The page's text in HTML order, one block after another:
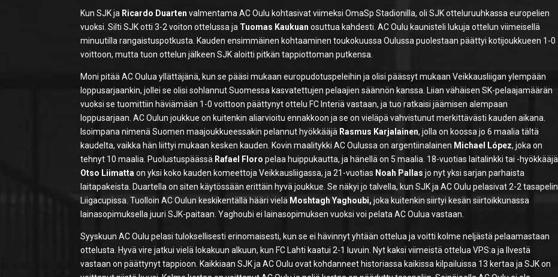
Kun SJK ja Ricardo Duarten valmentama AC Oulu kohtasivat viimeksi OmaSp Stadionilla, oli SJK otteluruuhkassa europelien
vuoksi. Silti SJK otti 3-2 voiton ottelussa ja Tuomas Kaukuan osuttua kahdesti. AC Oulu kaunisteli lukuja ottelun viimeisellä
minuutilla rangaistuspotkusta. Kauden ensimmäinen kohtaaminen toukokuussa Oulussa puolestaan päättyi kotijoukkueen 1-0
voittoon, mutta tuon ottelun jälkeen SJK aloitti pitkän tappiottoman putkensa.
Moni pitää AC Oulua yllättäjänä, kun se pääsi mukaan europudotuspeleihin ja olisi päässyt mukaan Veikkausliigan ylempään
loppusarjaankin, jollei se olisi sohlannut Suomessa kasvatettujen pelaajien säännön kanssa. Liian vähäisen SK-pelaajamäärän
vuoksi se tuomittiin häviämään 1-0 voittoon päättynyt ottelu FC Interiä vastaan, ja tuo ratkaisi jäämisen alempaan
loppusarjaan. AC Oulun joukkue on kuitenkin aliarvioitu ennakkoon ja se on vieläpä vahvistunut merkittävästi kauden aikana.
Isoimpana nimenä Suomen maajoukkueessakin pelannut hyökkääjä Rasmus Karjalainen, jolla on koossa jo 6 maalia tältä
kaudelta, vaikka hän liittyi mukaan kesken kauden. Kovin maalitykki AC Oulussa on argentiinalainen Michael López, joka on
tehnyt 10 maalia. Puolustuspäässä Rafael Floro pelaa huippukautta, ja hänellä on 5 maalia. 18-vuotias laitalinkki tai -hyökkääjä
Otso Liimatta on yksi koko kauden komeettoja Veikkausliigassa, ja 21-vuotias Noah Pallas jo nyt yksi sarjan parhaista
laitapakeista. Duartella on siten käytössään erittäin hyvä joukkue. Se näkyi jo talvella, kun SJK ja AC Oulu pelasivat 2-2 tasapelin
Liigacupissa. Tuolloin AC Oulun keskikentällä hääri vielä Moshtagh Yaghoubi, joka kuitenkin siirtyi kesän siirtoikkunassa
lainasopimuksella juuri SJK-paitaan. Yaghoubi ei lainasopimuksen vuoksi voi pelata AC Oulua vastaan.
Syyskuun AC Oulu pelasi tuloksellisesti erinomaisesti, kun se ei hävinnyt yhtään ottelua ja voitti kolme neljästä pelaamastaan
ottelusta. Hyvä vire jatkui vielä lokakuun alkuun, kun FC Lahti kaatui 2-1 luvuin. Nyt kaksi viimeistä ottelua VPS:a ja Ilvestä
vastaan on päättynyt tappioon. Kaikkiaan SJK ja AC Oulu ovat kohdanneet historiassa kaikissa kilpailuissa 13 kertaa ja SJK on